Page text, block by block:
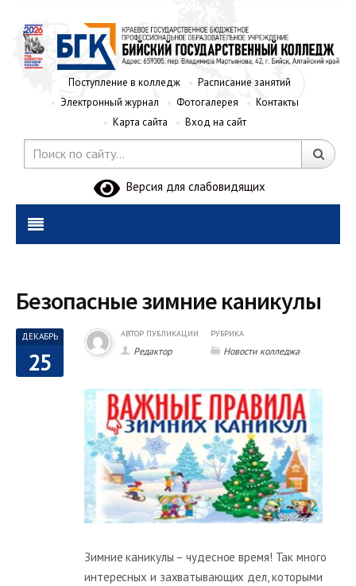
Поступление в колледж
Расписание занятий
Электронный журнал
Фотогалерея
Контакты
Карта сайта
Вход на сайт
Версия для слабовидящих
Безопасные зимние каникулы
ДЕКАБРЬ
25
АВТОР ПУБЛИКАЦИИ
Редактор
РУБРИКА
Новости колледжа
Зимние каникулы – чудесное время! Так много
интересных и захватывающих дел, которыми